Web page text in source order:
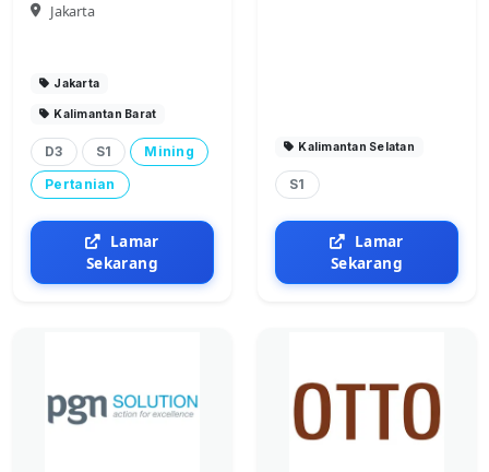
Jakarta
Jakarta
Kalimantan Barat
D3 S1
Mining
Pertanian
Lamar
Sekarang
Kalimantan Selatan
S1
Lamar
Sekarang